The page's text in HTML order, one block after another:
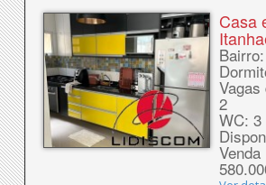
Casa
Vagas
2
WC: 3
Venda